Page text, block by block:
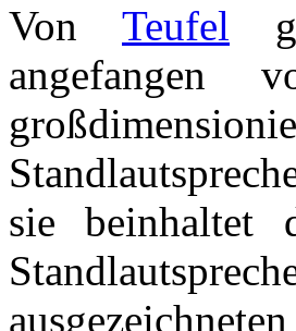
Von Teufel
angefangen
sie beinhaltet